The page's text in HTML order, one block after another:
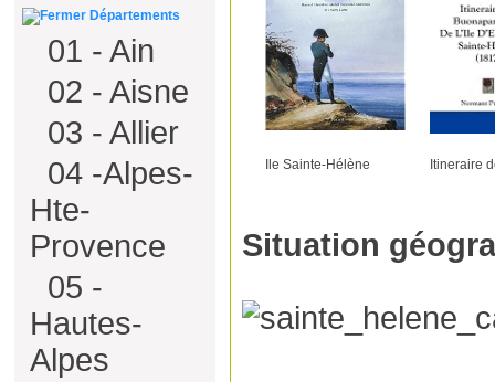
Départements
01 - Ain
02 - Aisne
03 - Allier
04 -Alpes-
Hte-
Provence
05 -
Hautes-
Alpes
Ile Sainte-Hélène Itineraire
Situation